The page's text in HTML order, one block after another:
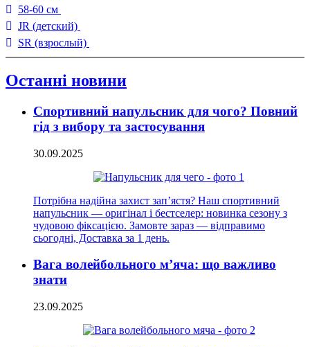
58-60 см
JR (детский)
SR (взрослый)
Останні новини
Спортивний напульсник для чого? Повний
гід з вибору та застосування
30.09.2025
Потрібна надійна захист зап’ястя? Наш спортивний
напульсник — оригінал і бестселер: новинка сезону з
чудовою фіксацією. Замовте зараз — відправимо
сьогодні, Доставка за 1 день.
Вага волейбольного м’яча: що важливо
знати
23.09.2025